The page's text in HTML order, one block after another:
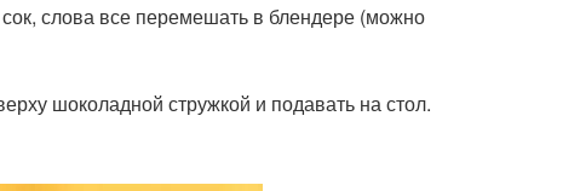
слова все перемешать в блендере (можно
шоколадной стружкой и подавать на стол.